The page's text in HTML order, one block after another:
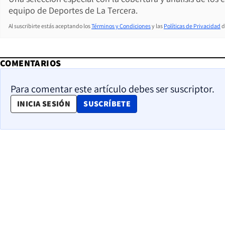
equipo de Deportes de La Tercera.
Al suscribirte estás aceptando losTérminos y Condicionesy las Políticas de Privacidad
COMENTARIOS
Para comentar este artículo debes ser suscriptor.
INICIA SESIÓN SUSCRÍBETE
OPENS IN NEW WINDOW